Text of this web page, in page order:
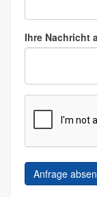
Ihre Nachricht